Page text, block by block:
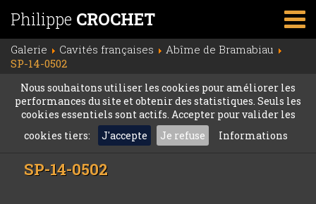
Philippe CROCHET
Galerie Cavités françaises
Abîme de Bramabiau
SP-14-0502
Nous souhaitons utiliser les cookies pour améliorer les
performances du site et obtenir des statistiques. Seuls les
cookies essentiels sont actifs. Accepter pour valider les
cookies tiers:
J'accepte Je refuse Informations
SP-14-0502